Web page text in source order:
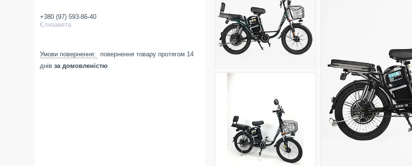
+380 (97) 593-86-40
Єлизавета
повернення товару протягом 14
днів за домовленістю